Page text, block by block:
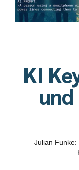
KI
Julian